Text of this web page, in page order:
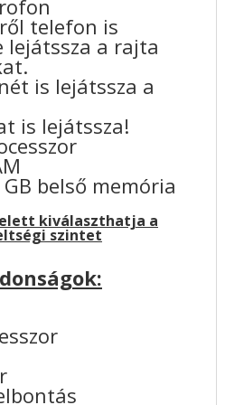
telefon is
a rajta
is lejátssza a
is lejátssza!
belső memória
kiválaszthatja a
szintet